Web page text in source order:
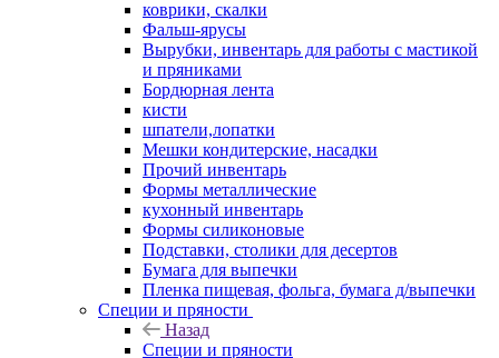
коврики, скалки
Фальш-ярусы
Вырубки, инвентарь для работы с мастикой
и пряниками
Бордюрная лента
кисти
шпатели,лопатки
Мешки кондитерские, насадки
Прочий инвентарь
Формы металлические
кухонный инвентарь
Формы силиконовые
Подставки, столики для десертов
Бумага для выпечки
Пленка пищевая, фольга, бумага д/выпечки
Специи и пряности
Назад
Специи и пряности